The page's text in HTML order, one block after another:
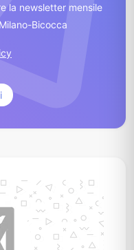
la newsletter mensile
Bicocca